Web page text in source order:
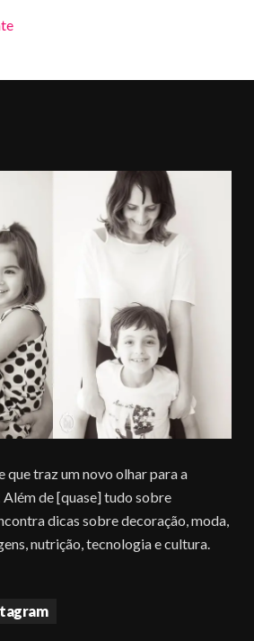
que traz um novo olhar para a
Além de [quase] tudo sobre
dicas sobre decoração, moda,
nutrição, tecnologia e cultura.